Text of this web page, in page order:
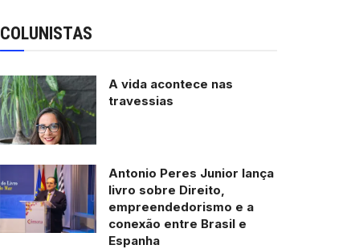
COLUNISTAS
A vida acontece nas
travessias
Antonio Peres Junior lança
livro sobre Direito,
empreendedorismo e a
conexão entre Brasil e
Espanha